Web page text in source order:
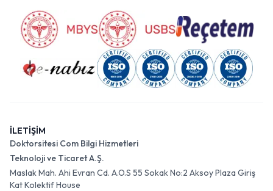
İLETİŞİM
Doktorsitesi Com Bilgi Hizmetleri
Teknoloji ve Ticaret A.Ş.
Maslak Mah. Ahi Evran Cd. A.O.S 55 Sokak No:2 Aksoy Plaza Giriş
Kat Kolektif House